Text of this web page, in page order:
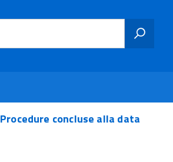
Procedure concluse alla data